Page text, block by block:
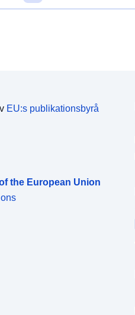
EU:s publikationsbyrå
the European Union